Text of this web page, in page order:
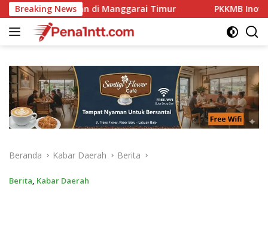
Langsung
ke
konten
Breaking News
Timur PKKMB Inovatif, Komitmen Kampus
Beranda Kabar Daerah Berita
Berita Kabar Daerah